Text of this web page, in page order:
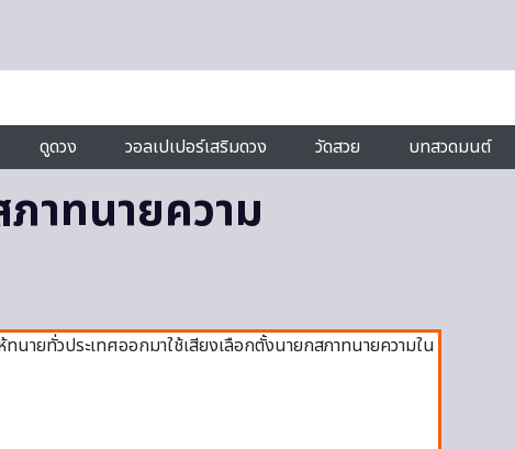
ดูดวง วอลเปเปอร์เสริมดวง วัดสวย บทสวดมนต์
าทนายความ